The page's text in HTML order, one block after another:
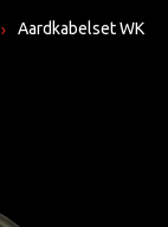
Aardkabelset WK